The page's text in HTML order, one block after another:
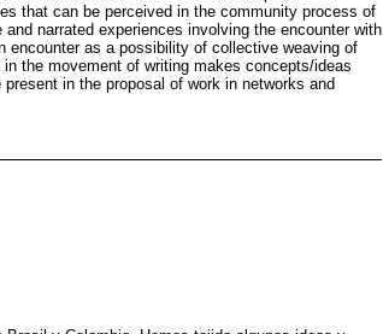
that can be perceived in the community process of
narrated experiences involving the encounter with
encounter as a possibility of collective weaving of
the movement of writing makes concepts/ideas
in the proposal of work in networks and